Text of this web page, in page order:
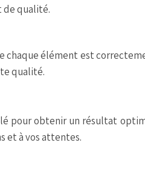
de qualité.
chaque élément est
qualité.
pour obtenir un résultat
et à vos attentes.